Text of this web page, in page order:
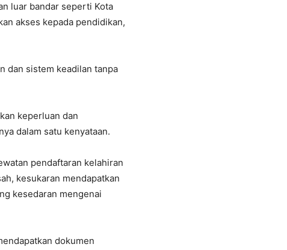
luar bandar seperti Kota
akses kepada pendidikan,
dan sistem keadilan tanpa
keperluan dan
dalam satu kenyataan.
pendaftaran kelahiran
kesukaran mendapatkan
kesedaran mengenai
dokumen